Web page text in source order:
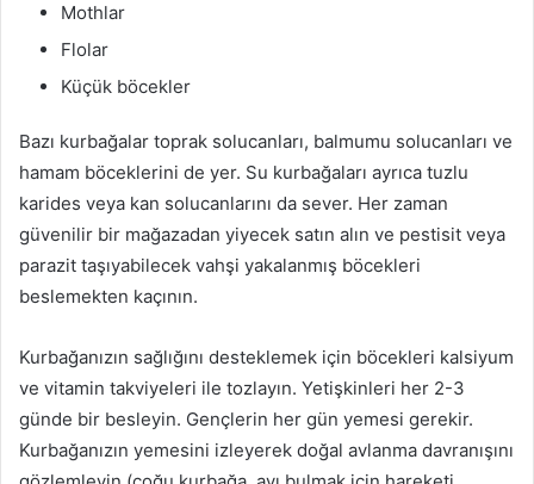
Mothlar
Flolar
Küçük böcekler
Bazı kurbağalar toprak solucanları, balmumu solucanları ve
hamam böceklerini de yer. Su kurbağaları ayrıca tuzlu
karides veya kan solucanlarını da sever. Her zaman
güvenilir bir mağazadan yiyecek satın alın ve pestisit veya
parazit taşıyabilecek vahşi yakalanmış böcekleri
beslemekten kaçının.
Kurbağanızın sağlığını desteklemek için böcekleri kalsiyum
ve vitamin takviyeleri ile tozlayın. Yetişkinleri her 2-3
günde bir besleyin. Gençlerin her gün yemesi gerekir.
Kurbağanızın yemesini izleyerek doğal avlanma davranışını